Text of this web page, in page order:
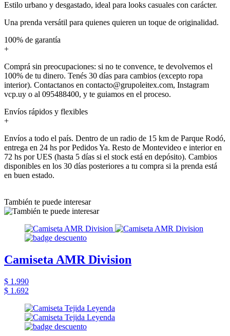
Estilo urbano y desgastado, ideal para looks casuales con carácter.
Una prenda versátil para quienes quieren un toque de originalidad.
100% de garantía
+
Comprá sin preocupaciones: si no te convence, te devolvemos el
100% de tu dinero. Tenés 30 días para cambios (excepto ropa
interior). Contactanos en contacto@grupoleitex.com, Instagram
vcp.uy o al 095488400, y te guiamos en el proceso.
Envíos rápidos y flexibles
+
Envíos a todo el país. Dentro de un radio de 15 km de Parque Rodó,
entrega en 24 hs por Pedidos Ya. Resto de Montevideo e interior en
72 hs por UES (hasta 5 días si el stock está en depósito). Cambios
disponibles en los 30 días posteriores a tu compra si la prenda está
en buen estado.
También te puede interesar
Camiseta AMR Division
$ 1.990
$ 1.692